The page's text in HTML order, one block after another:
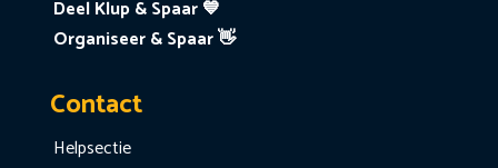
Deel Klup & Spaar 💙
Organiseer & Spaar 👋
Contact
Helpsectie